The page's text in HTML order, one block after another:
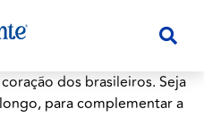
dos brasileiros. Seja
para complementar a